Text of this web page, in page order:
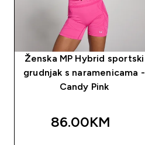
Ženska MP Hybrid sportski
grudnjak s naramenicama -
Candy Pink
86.00KM‎